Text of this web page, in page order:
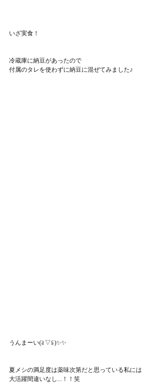
いざ実食！
冷蔵庫に納豆があったので
付属のタレを使わずに納豆に混ぜてみました♪
うんまーい(≧▽≦)✨✨
夏メシの満足度は薬味次第だと思っている私には
大活躍間違いなし...！！笑